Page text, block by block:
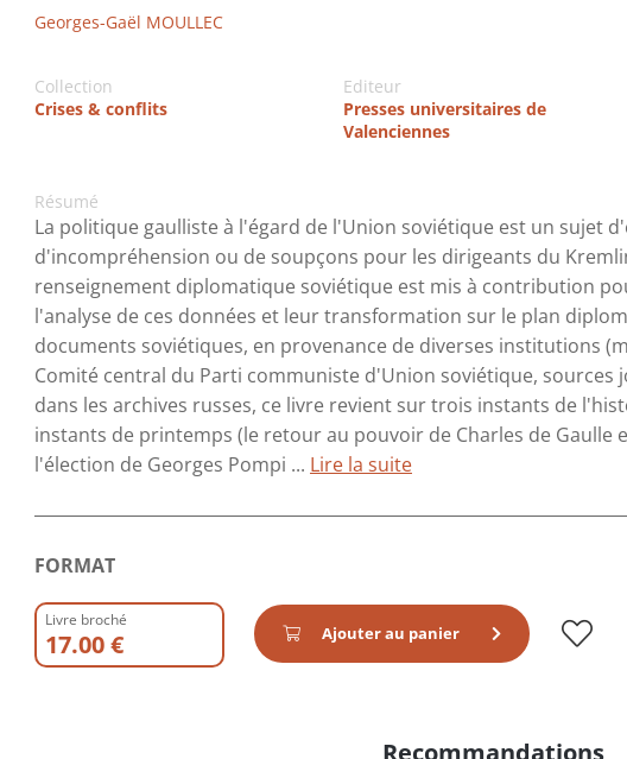
Georges-Gaël MOULLEC
Collection
Crises & conflits
Editeur
Presses universitaires de
Valenciennes
Résumé
La politique gaulliste à l'égard de l'Union soviétique est un sujet
d'incompréhension ou de soupçons pour les dirigeants du
renseignement diplomatique soviétique est mis à contribution
l'analyse de ces données et leur transformation sur le plan
documents soviétiques, en provenance de diverses institutions
Comité central du Parti communiste d'Union soviétique, sources
dans les archives russes, ce livre revient sur trois instants de
instants de printemps (le retour au pouvoir de Charles de Gaulle
l'élection de Georges Pompi ... Lire la suite
FORMAT
Livre broché
17.00 € Ajouter au panier
Recommandations